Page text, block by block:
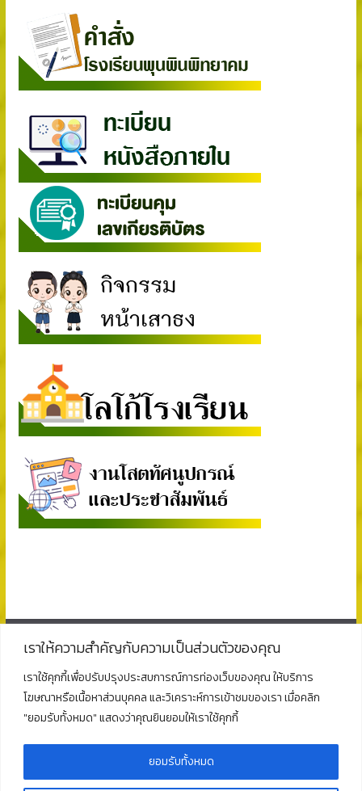
เราให้ความสำคัญกับความเป็นส่วนตัวของคุณ
เราใช้คุกกี้เพื่อปรับปรุงประสบการณ์การท่องเว็บของคุณ ให้บริการ
โฆษณาหรือเนื้อหาส่วนบุคคล และวิเคราะห์การเข้าชมของเรา เมื่อคลิก
"ยอมรับทั้งหมด" แสดงว่าคุณยินยอมให้เราใช้คุกกี้
ยอมรับทั้งหมด
โรงเรียนพุนพินพิทยาคม
ตั้งอยู่ที่เลขที่ 125 ถนนธราธิบดี ตำบลท่าข้าม อำเภอพุนพิน